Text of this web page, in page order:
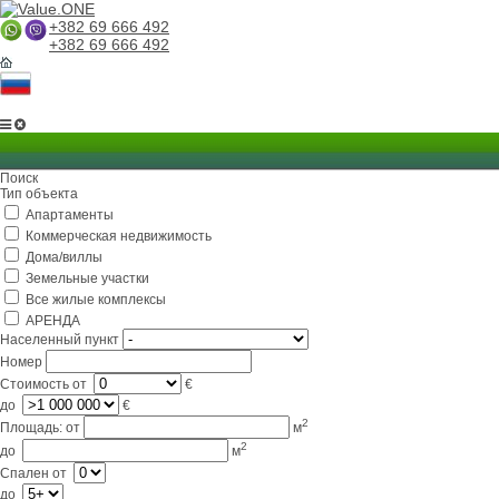
+382 69 666 492
+382 69 666 492
Поиск
Тип объекта
Апартаменты
Коммерческая недвижимость
Дома/виллы
Земельные участки
Все жилые комплексы
АРЕНДА
Населенный пункт
Номер
Стоимость от
€
до
€
Площадь: от м2
до м2
Спален от
до